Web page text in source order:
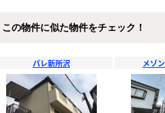
この物件に似た物件をチェック！
パレ新所沢 メゾ